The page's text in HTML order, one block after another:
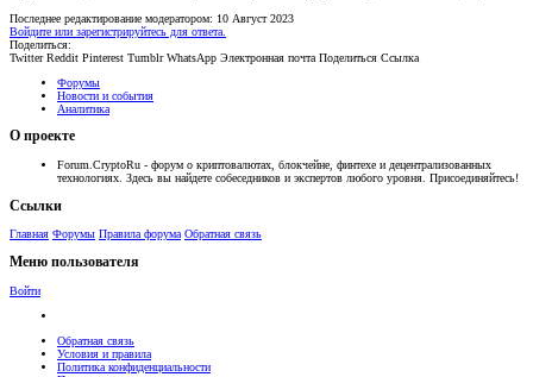
Последнее редактирование модератором: 10 Август 2023
Войдите или зарегистрируйтесь для ответа.
Поделиться:
Twitter Reddit Pinterest Tumblr WhatsApp Электронная почта Поделиться Ссылка
Форумы
Новости и события
Аналитика
О проекте
Forum.CryptoRu - форум о криптовалютах, блокчейне, финтехе и децентрализованных
технологиях. Здесь вы найдете собеседников и экспертов любого уровня. Присоединяйтесь!
Ссылки
Главная Форумы Правила форума Обратная связь
Меню пользователя
Войти
Обратная связь
Условия и правила
Политика конфиденциальности